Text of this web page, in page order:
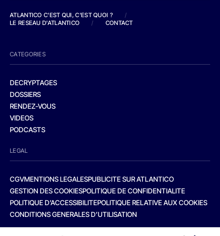
ATLANTICO C'EST QUI, C'EST QUOI ?
/
LE RESEAU D'ATLANTICO
/ CONTACT
CATEGORIES
DECRYPTAGES
DOSSIERS
RENDEZ-VOUS
VIDEOS
PODCASTS
LEGAL
CGVMENTIONS LEGALESPUBLICITE SUR ATLANTICO
GESTION DES COOKIESPOLITIQUE DE CONFIDENTIALITE
POLITIQUE D’ACCESSIBILITEPOLITIQUE RELATIVE AUX COOKIES
CONDITIONS GENERALES D’UTILISATION